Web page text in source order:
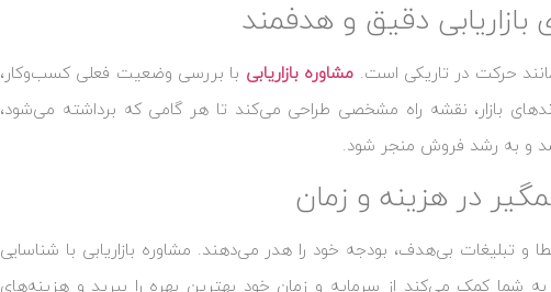
بازاریابی دقیق و هدفمند
مانند حرکت در تاریکی است. مشاوره بازاریابی با بررسی وضعیت فعلی کسب‌وکار،
بازار، نقشه راه مشخصی طراحی می‌کند تا هر گامی که برداشته می‌شود،
و به رشد فروش منجر شود.
در هزینه و زمان
و تبلیغات بی‌هدف، بودجه خود را هدر می‌دهند. مشاوره بازاریابی با شناسایی
به شما کمک می‌کند از سرمایه و زمان خود بهترین بهره را ببرید و هزینه‌های